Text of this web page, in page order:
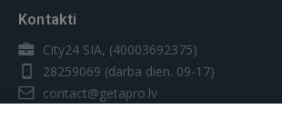
Kontakti
City24 SIA, (40003692375)
28259069 (darba dien. 09-17)
contact@getapro.lv